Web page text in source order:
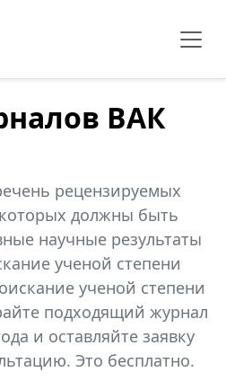
ВАК
рецензируемых
должны быть
научные результаты
ученой степени
ученой степени
подходящий журнал
и оставляйте заявку
Это бесплатно.